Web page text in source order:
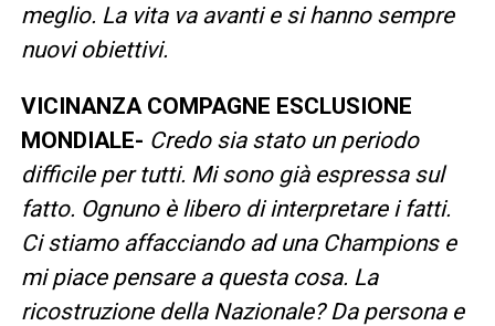
meglio. La vita va avanti e si hanno sempre
nuovi obiettivi.
VICINANZA COMPAGNE ESCLUSIONE
MONDIALE- Credo sia stato un periodo
difficile per tutti. Mi sono già espressa sul
fatto. Ognuno è libero di interpretare i fatti.
Ci stiamo affacciando ad una Champions e
mi piace pensare a questa cosa. La
ricostruzione della Nazionale? Da persona e